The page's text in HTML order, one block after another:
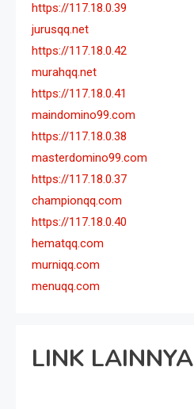
https://117.18.0.39
jurusqq.net
https://117.18.0.42
murahqq.net
https://117.18.0.41
maindomino99.com
https://117.18.0.38
masterdomino99.com
https://117.18.0.37
championqq.com
https://117.18.0.40
hematqq.com
murniqq.com
menuqq.com
LINK LAINNYA